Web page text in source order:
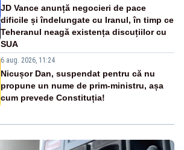
JD Vance anunță negocieri de pace
dificile și îndelungate cu Iranul, în timp ce
Teheranul neagă existența discuțiilor cu
SUA
6 aug. 2026, 11:24
Nicușor Dan, suspendat pentru că nu
propune un nume de prim-ministru, așa
cum prevede Constituția!